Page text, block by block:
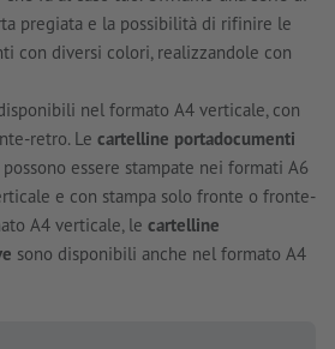
pregiata e la possibilità di rifinire le
con diversi colori, realizzandole con
nel formato A4 verticale, con
retro. Le cartelline portadocumenti
possono essere stampate nei formati A6
e con stampa solo fronte o fronte-
A4 verticale, le cartelline
sono disponibili anche nel formato A4